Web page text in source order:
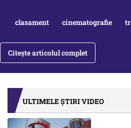
clasament cinematografie
Citește articolul complet
ULTIMELE ȘTIRI VIDEO